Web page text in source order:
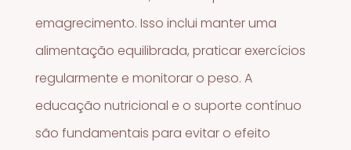
emagrecimento. Isso inclui manter uma
alimentação equilibrada, praticar exercícios
regularmente e monitorar o peso. A
educação nutricional e o suporte contínuo
são fundamentais para evitar o efeito